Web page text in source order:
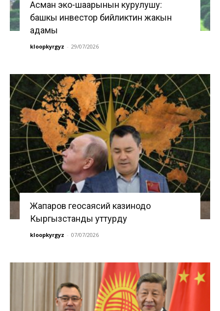
Асман эко-шаарынын курулушу:
башкы инвестор бийликтин жакын
адамы
kloopkyrgyz - 29/07/2026
Жапаров геосаясий казинодо
Кыргызстанды уттурду
kloopkyrgyz - 07/07/2026